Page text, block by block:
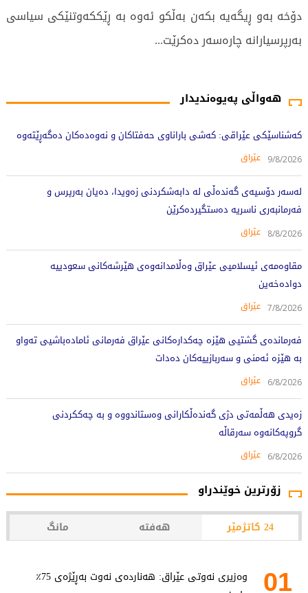
هەواڵی پەیوەندیدار
کەشناسێکی عێراقی: کەشی باراناوی حەفتاکان و نەوەدەکان دەگەڕێتەوە
9/8/2026 عێراق
لەسەر دۆسیەی گەندەڵی لە دابەشکردنی زەویدا، دەیان بەرپرس و
فەرمانبەری ناسریە دەستگیردەکرێن
8/8/2026 عێراق
مقاوەمەی ئیسلامیی عێراق وەڵامدانەوەی هێرشەکانی سعودییە
دوادەخەین
7/8/2026 عێراق
فەرماندەی گشتیی هێزە چەکدارەکانی عێراق فەرمانی ئامادەباشیی تەواو
بە هێزە ئەمنی و سەربازییەکان دەدات
6/8/2026 عێراق
زەیدی هەڵمەتی دژی گەندەڵکارانی وەستاندووە و بە چەککردنی
گروپەکانەوە سەرقاڵە
6/8/2026 عێراق
دۆخە بەو ڕیگەیە بکەن بەڵکو ئەوە بە ڕێککەوتنێکی سیاسی
بەرپرسیارانە چارەسەر دەکرێت...
زۆرترین خوێندراو
24 کاتژمێر هەفتە مانگ
01
وەزیری نەوتی عێراق: هەناردەی نەوت بەڕێژەی 75٪